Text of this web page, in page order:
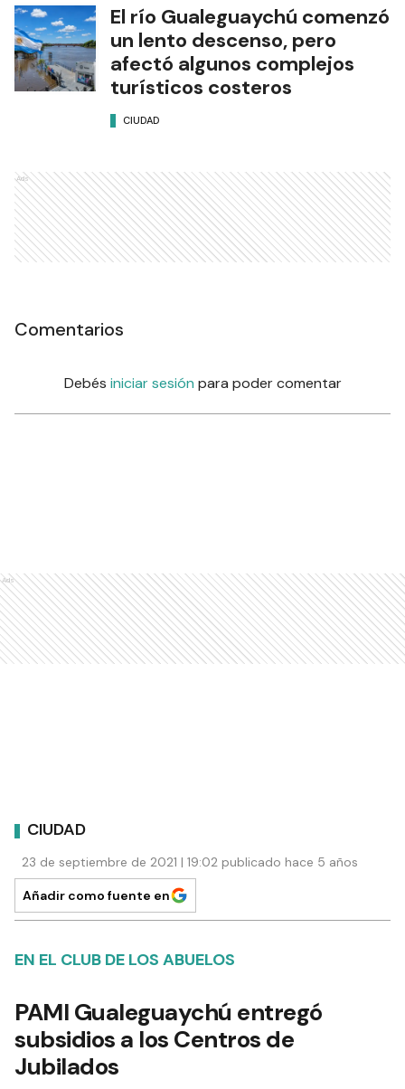
El río Gualeguaychú comenzó
un lento descenso, pero
afectó algunos complejos
turísticos costeros
CIUDAD
Ads
Comentarios
Debés iniciar sesión para poder comentar
Ads
CIUDAD
23 de septiembre de 2021 | 19:02 publicado hace 5 años
Añadir como fuente en
EN EL CLUB DE LOS ABUELOS
PAMI Gualeguaychú entregó
subsidios a los Centros de
Jubilados